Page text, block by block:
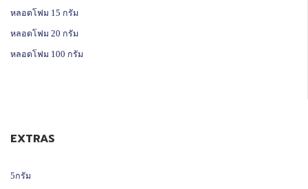
หลอดโฟม 15 กรัม
หลอดโฟม 20 กรัม
หลอดโฟม 100 กรัม
EXTRAS
5กรัม